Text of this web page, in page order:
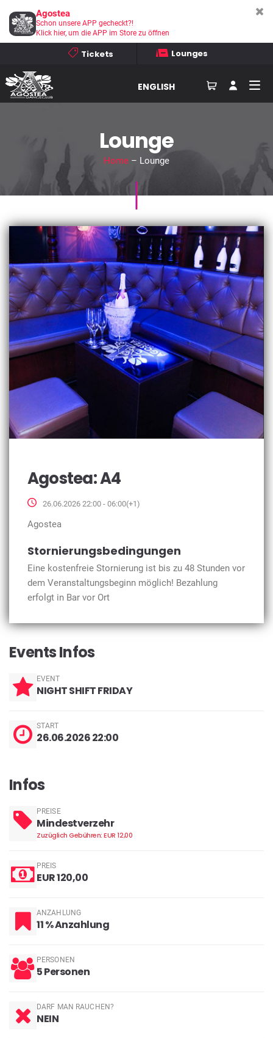
Tickets Lounges
ENGLISH
Lounge
Home– Lounge
Agostea: A4
26.06.2026 22:00 - 06:00(+1)
Agostea
Stornierungsbedingungen
Eine kostenfreie Stornierung ist bis zu 48 Stunden vor
dem Veranstaltungsbeginn möglich! Bezahlung
erfolgt in Bar vor Ort
Events Infos
EVENT
NIGHT SHIFT FRIDAY
START
26.06.2026 22:00
Infos
PREISE
Mindestverzehr
Zuzüglich Gebühren: EUR 12,00
PREIS
EUR 120,00
ANZAHLUNG
11 % Anzahlung
PERSONEN
5 Personen
DARF MAN RAUCHEN?
NEIN
Agostea
Schon unsere APP gecheckt?!
Klick hier, um die APP im Store zu öffnen